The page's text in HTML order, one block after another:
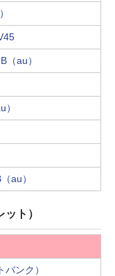
（au）
au）
ト）
ンク）